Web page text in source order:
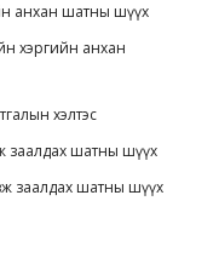
анхан шатны шүүх
хэргийн анхан
хэлтэс
заалдах шатны шүүх
заалдах шатны шүүх